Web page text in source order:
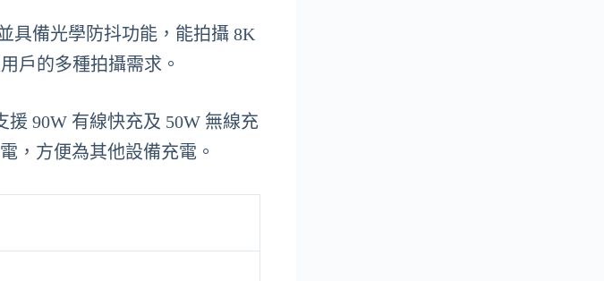
具備光學防抖功能，能拍攝 8K
戶的多種拍攝需求。
90W 有線快充及 50W 無線充
，方便為其他設備充電。